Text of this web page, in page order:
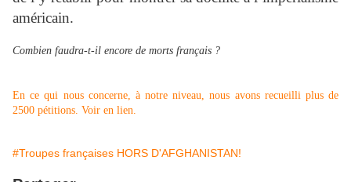
américain.
Combien faudra-t-il encore de morts français ?
En ce qui nous concerne, à notre niveau, nous avons recueilli plus de
2500 pétitions. Voir en lien.
#Troupes françaises HORS D'AFGHANISTAN!